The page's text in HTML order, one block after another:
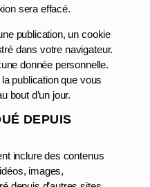
sera effacé.
publication, un cookie
dans votre navigateur.
donnée personnelle.
la publication que vous
bout d’un jour.
DEPUIS
inclure des contenus
images,